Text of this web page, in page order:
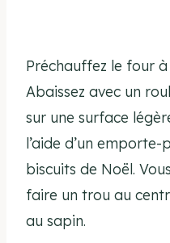
Préchauffez le four à
Abaissez avec un
sur une surface
l’aide d’un
biscuits de Noël.
faire un trou au
au sapin.